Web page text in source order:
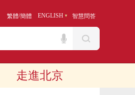
繁體/簡體 ENGLISH 智慧問答
走進北京